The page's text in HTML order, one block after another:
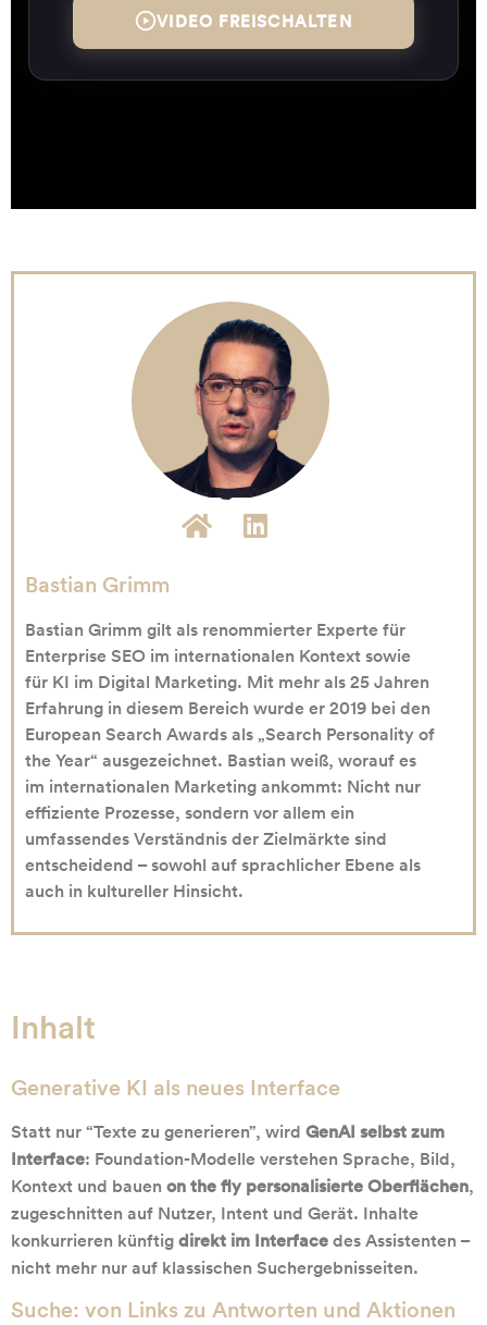
VIDEO FREISCHALTEN
Bastian Grimm
Bastian Grimm gilt als renommierter Experte für
Enterprise SEO im internationalen Kontext sowie
für KI im Digital Marketing. Mit mehr als 25 Jahren
Erfahrung in diesem Bereich wurde er 2019 bei den
European Search Awards als „Search Personality of
the Year“ ausgezeichnet. Bastian weiß, worauf es
im internationalen Marketing ankommt: Nicht nur
effiziente Prozesse, sondern vor allem ein
umfassendes Verständnis der Zielmärkte sind
entscheidend – sowohl auf sprachlicher Ebene als
auch in kultureller Hinsicht.
Inhalt
Generative KI als neues Interface
Statt nur “Texte zu generieren”, wird GenAI selbst zum
Interface: Foundation-Modelle verstehen Sprache, Bild,
Kontext und bauen on the fly personalisierte Oberflächen,
zugeschnitten auf Nutzer, Intent und Gerät. Inhalte
konkurrieren künftigdirekt im Interfacedes Assistenten –
nicht mehr nur auf klassischen Suchergebnisseiten.
Suche: von Links zu Antworten und Aktionen